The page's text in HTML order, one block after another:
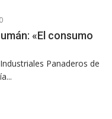
0
«El consumo
Panaderos de